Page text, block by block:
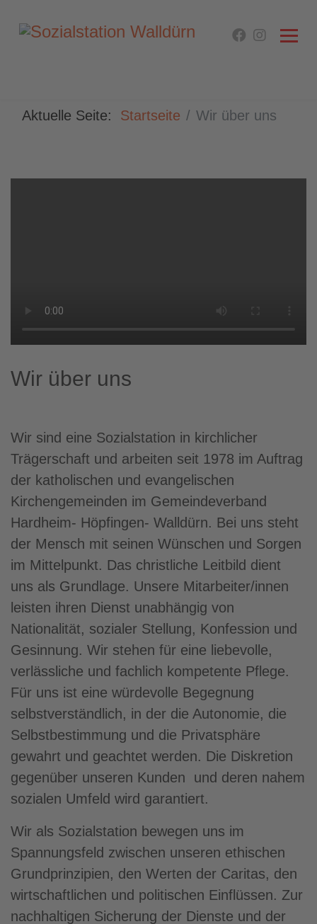
Aktuelle Seite: Startseite Wir über uns
Wir über uns
Wir sind eine Sozialstation in kirchlicher
Trägerschaft und arbeiten seit 1978 im Auftrag
der katholischen und evangelischen
Kirchengemeinden im Gemeindeverband
Hardheim- Höpfingen- Walldürn. Bei uns steht
der Mensch mit seinen Wünschen und Sorgen
im Mittelpunkt. Das christliche Leitbild dient
uns als Grundlage. Unsere Mitarbeiter/innen
leisten ihren Dienst unabhängig von
Nationalität, sozialer Stellung, Konfession und
Gesinnung. Wir stehen für eine liebevolle,
verlässliche und fachlich kompetente Pflege.
Für uns ist eine würdevolle Begegnung
selbstverständlich, in der die Autonomie, die
Selbstbestimmung und die Privatsphäre
gewahrt und geachtet werden. Die Diskretion
gegenüber unseren Kunden und deren nahem
sozialen Umfeld wird garantiert.
Wir als Sozialstation bewegen uns im
Spannungsfeld zwischen unseren ethischen
Grundprinzipien, den Werten der Caritas, den
wirtschaftlichen und politischen Einflüssen. Zur
nachhaltigen Sicherung der Dienste und der